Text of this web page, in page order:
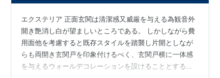
エクステリア 正面玄関は清潔感又威厳を与える為観音外
開き艶消し白が望ましいところである。 しかしながら費
用面他を考慮すると既存スタイルを踏襲し片開としなが
らも両開き玄関戸を印象付けるべく、玄関戸横に一体感
を与えるウォールデコレーションを設けることとする。